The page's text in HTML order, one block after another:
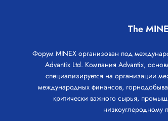
The
Форум MINEX организован под
Advantix Ltd. Компания Advantix,
специализируется на организации
международных финансов,
критически важного сырья,
низкоуглеродному